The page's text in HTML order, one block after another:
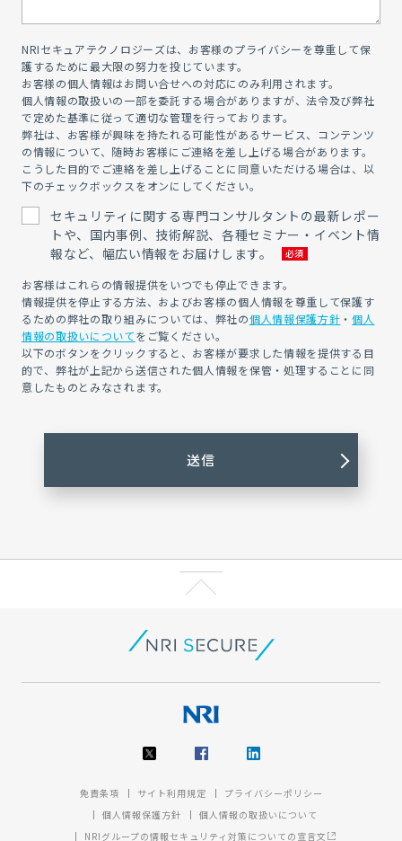
NRIセキュアテクノロジーズは、お客様のプライバシーを尊重して保
護するために最大限の努力を投じています。
お客様の個人情報はお問い合せへの対応にのみ利用されます。
個人情報の取扱いの一部を委託する場合がありますが、法令及び弊社
で定めた基準に従って適切な管理を行っております。
弊社は、お客様が興味を持たれる可能性があるサービス、コンテンツ
の情報について、随時お客様にご連絡を差し上げる場合があります。
こうした目的でご連絡を差し上げることに同意いただける場合は、以
下のチェックボックスをオンにしてください。
セキュリティに関する専門コンサルタントの最新レポー
トや、国内事例、技術解説、各種セミナー・イベント情
報など、幅広い情報をお届けします。
お客様はこれらの情報提供をいつでも停止できます。
情報提供を停止する方法、およびお客様の個人情報を尊重して保護す
るための弊社の取り組みについては、弊社の個人情報保護方針 ・個人
情報の取扱いについてをご覧ください。
以下のボタンをクリックすると、お客様が要求した情報を提供する目
的で、弊社が上記から送信された個人情報を保管・処理することに同
意したものとみなされます。
免責条項 サイト利用規定
プライバシーポリシー
個人情報保護方針
個人情報の取扱いについて
NRIグループの情報セキュリティ対策についての宣言文